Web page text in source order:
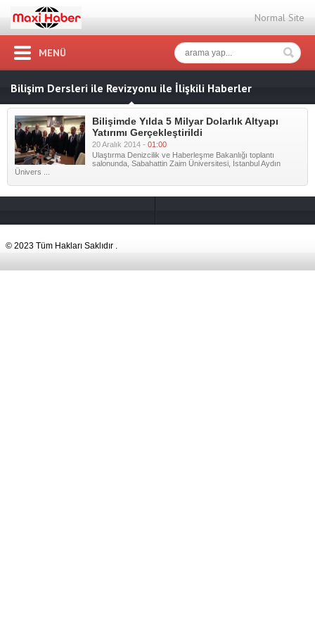
Normal Site
MENÜ
Bilişim Dersleri ile Revizyonu ile İlişkili Haberler
Bilişimde Yılda 5 Milyar Dolarlık Altyapı
Yatırımı Gerçekleştirildi
20 Aralık 2014 - 01:00
Ulaştırma Denizcilik ve Haberleşme Bakanlığı toplantı
salonunda, Sabahattin Zaim Üniversitesi, İstanbul Aydın
Ünivers ...
© 2023 Tüm Hakları Saklıdır .